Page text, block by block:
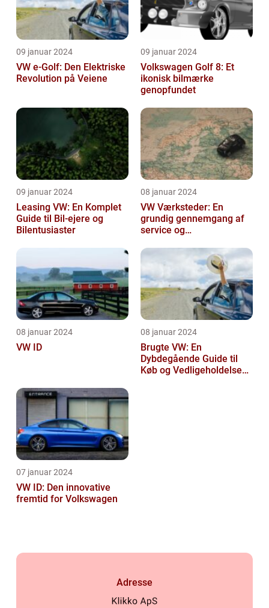
09 januar 2024
VW e-Golf: Den Elektriske
Revolution på Veiene
09 januar 2024
Volkswagen Golf 8: Et
ikonisk bilmærke
genopfundet
09 januar 2024
Leasing VW: En Komplet
Guide til Bil-ejere og
Bilentusiaster
08 januar 2024
VW Værksteder: En
grundig gennemgang af
service og
08 januar 2024
VW ID
08 januar 2024
Brugte VW: En
Dybdegående Guide til
Køb og Vedligeholdelse
07 januar 2024
VW ID: Den innovative
fremtid for Volkswagen
Adresse